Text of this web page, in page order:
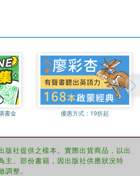
書金 優惠方式： 19折起
版社提供之樣本。實際出貨商品，以出
主。部份書籍，因出版社供應狀況特
整。